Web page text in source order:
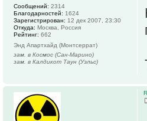
Сообщений: 2314
Благодарностей: 1624
Зарегистрирован: 12 дек 2007, 23:30
Откуда: Москва, Россия
Рейтинг: 662
Энд Апартхайд (Монтсеррат)
зам. в Космос (Сан-Марино)
зам. в Калдикот Таун (Уэльс)